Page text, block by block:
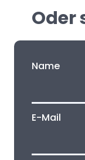
Oder
Name
E-Mail